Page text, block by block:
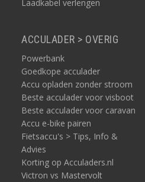
Laadkabel verlengen
ACCULADER > OVERIG
Powerbank
Goedkope acculader
Accu opladen zonder stroom
Beste acculader voor visboot
Beste acculader voor caravan
Accu e-bike pairen
Fietsaccu's > Tips, Info &
Advies
Korting op Acculaders.nl
Victron vs Mastervolt